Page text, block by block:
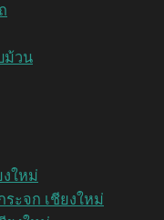
ม้วน
ใหม่
ะจก เชียงใหม่